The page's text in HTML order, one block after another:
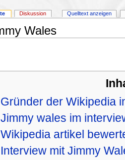
Wales
Gründer der Wikipedia
Jimmy wales im
Wikipedia artikel
Interview mit Jimmy
Diskussion Quelltext anzeigen